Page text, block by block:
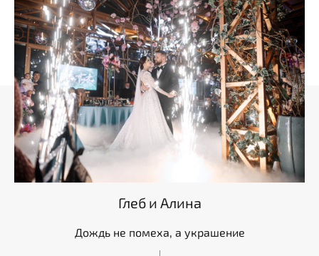
Глеб и Алина
Дождь не помеха, а украшение